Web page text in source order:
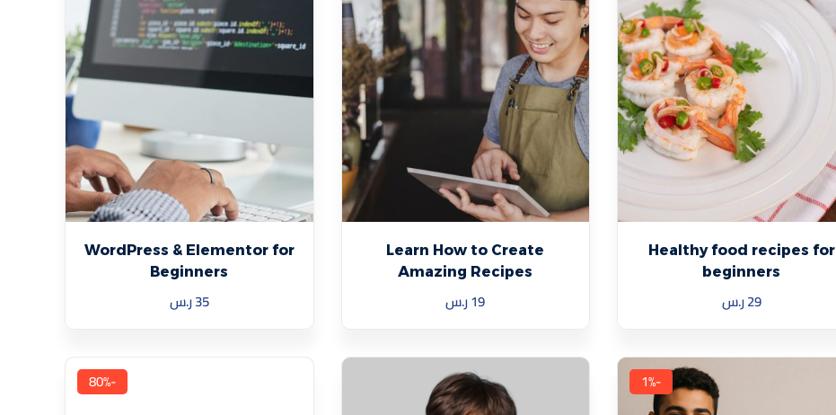
Healthy food recipes for
beginners
29ر.س
Learn How to Create
Amazing Recipes
19ر.س
WordPress & Elementor for
Beginners
35ر.س
-1%
-80%
هل فقدت كلمة المرور الخاصة بك؟